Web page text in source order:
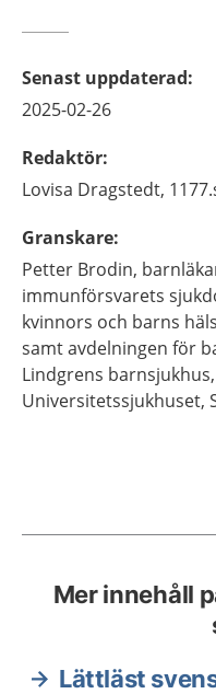
Senast uppdaterad:
2025-02-26
Redaktör:
Lovisa Dragstedt,
Granskare:
Petter Brodin,
immunförsvarets
kvinnors och barns
samt avdelningen för
Lindgrens
Universitetssjukhuset,
Mer innehåll
Lättläst